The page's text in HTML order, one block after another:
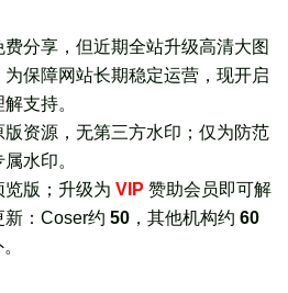
分享，但近期全站升级高清大图
保障网站长期稳定运营，现开启
支持。
资源，无第三方水印；仅为防范
水印。
览版 ； 升级为 VIP 赞助会员即可解
： Coser约 50 ，其他机构约 60
。